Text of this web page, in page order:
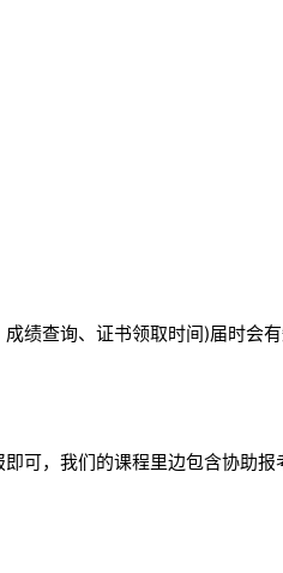
绩查询、证书领取时间)届时会
可，我们的课程里边包含协助报